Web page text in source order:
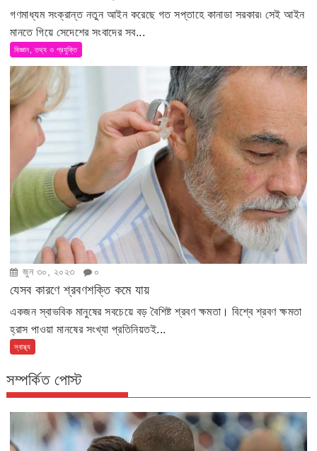
গণমাধ্যম সংক্রান্ত নতুন আইন করেছে গত সপ্তাহে কানাডা সরকার৷ সেই আইন
মানতে গিয়ে সেদেশের সংবাদের সব...
বিজ্ঞান, তথ্য ও প্রযুক্তি
জুন ৩০, ২০২৩ ০
যেসব কারণে শ্রবণশক্তি কমে যায়
একজন স্বাভবিক মানুষের সবচেয়ে বড় বৈশিষ্ট শ্রবণ ক্ষমতা। বিশ্বে শ্রবণ ক্ষমতা
হ্রাস পাওয়া মানষের সংখ্যা প্রতিনিয়তই...
স্বাস্থ্য
সম্পর্কিত পোস্ট